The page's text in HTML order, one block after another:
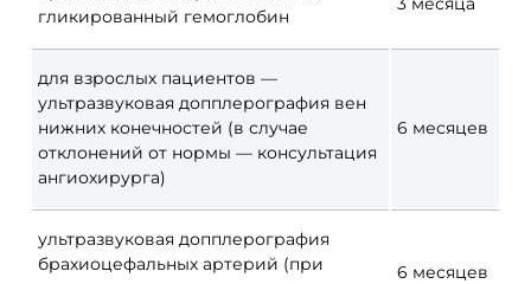
гликированный гемоглобин
для взрослых пациентов —
ультразвуковая допплерография вен
нижних конечностей (в случае
отклонений от нормы — консультация
ангиохирурга)
6 месяцев
ультразвуковая допплерография
брахиоцефальных артерий (при
6 месяцев